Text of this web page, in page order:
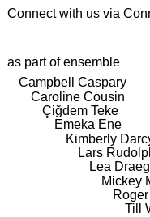
Connect with us via
as part of ensemble
Campbell Caspary
Caroline Cousin
Çiğdem Teke
Emeka Ene
Kimberly
Lars
Lea
Mickey
Till